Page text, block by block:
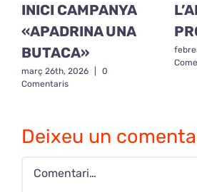
INICI CAMPANYA
«APADRINA UNA
BUTACA»
març 26th, 2026
0
Comentaris
Deixeu un
Comment